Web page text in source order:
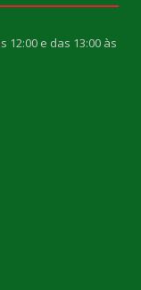
12:00 e das 13:00 às